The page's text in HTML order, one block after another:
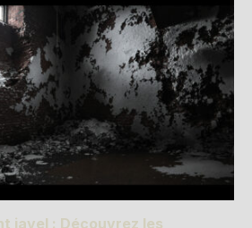
javel : Découvrez les